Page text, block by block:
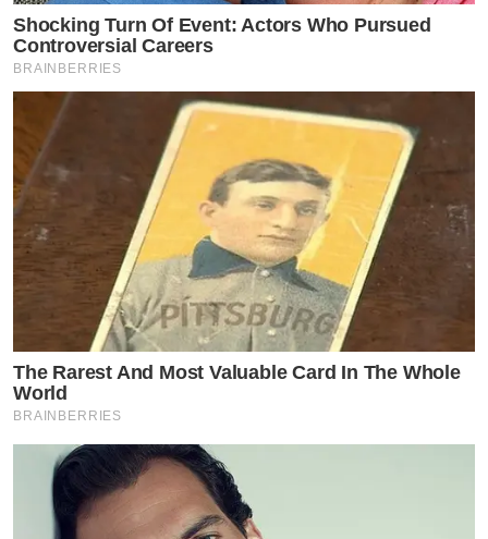
Shocking Turn Of Event: Actors Who Pursued
Controversial Careers
BRAINBERRIES
The Rarest And Most Valuable Card In The Whole
World
BRAINBERRIES